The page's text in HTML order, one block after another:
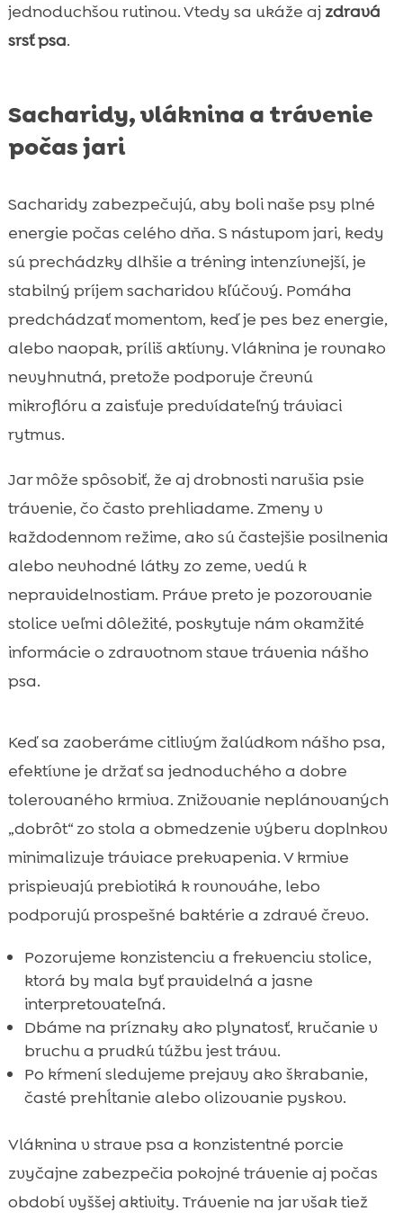
jednoduchšou rutinou. Vtedy sa ukáže aj zdravá
srsť psa.
Sacharidy, vláknina a trávenie
počas jari
Sacharidy zabezpečujú, aby boli naše psy plné
energie počas celého dňa. S nástupom jari, kedy
sú prechádzky dlhšie a tréning intenzívnejší, je
stabilný príjem sacharidov kľúčový. Pomáha
predchádzať momentom, keď je pes bez energie,
alebo naopak, príliš aktívny. Vláknina je rovnako
nevyhnutná, pretože podporuje črevnú
mikroflóru a zaisťuje predvídateľný tráviaci
rytmus.
Jar môže spôsobiť, že aj drobnosti narušia psie
trávenie, čo často prehliadame. Zmeny v
každodennom režime, ako sú častejšie posilnenia
alebo nevhodné látky zo zeme, vedú k
nepravidelnostiam. Práve preto je pozorovanie
stolice veľmi dôležité, poskytuje nám okamžité
informácie o zdravotnom stave trávenia nášho
psa.
Keď sa zaoberáme citlivým žalúdkom nášho psa,
efektívne je držať sa jednoduchého a dobre
tolerovaného krmiva. Znižovanie neplánovaných
„dobrôt“ zo stola a obmedzenie výberu doplnkov
minimalizuje tráviace prekvapenia. V krmive
prispievajú prebiotiká k rovnováhe, lebo
podporujú prospešné baktérie a zdravé črevo.
Pozorujeme konzistenciu a frekvenciu stolice,
ktorá by mala byť pravidelná a jasne
interpretovateľná.
Dbáme na príznaky ako plynatosť, kručanie v
bruchu a prudkú túžbu jest trávu.
Po kŕmení sledujeme prejavy ako škrabanie,
časté prehĺtanie alebo olizovanie pyskov.
Vláknina v strave psa a konzistentné porcie
zvyčajne zabezpečia pokojné trávenie aj počas
období vyššej aktivity. Trávenie na jar však tiež